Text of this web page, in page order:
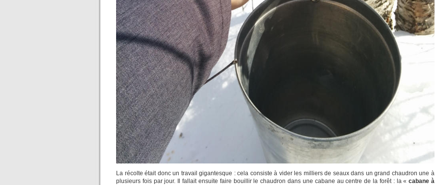
La récolte était donc un travail gigantesque : cela consiste à vider les milliers de seaux dans un grand chaudron une à
plusieurs fois par jour. Il fallait ensuite faire bouillir le chaudron dans une cabane au centre de la forêt : la «cabane à